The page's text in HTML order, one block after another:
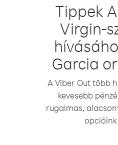
Tippek
Virgin-
Garcia
A Viber Out több
kevesebb
rugalmas,
opcióink